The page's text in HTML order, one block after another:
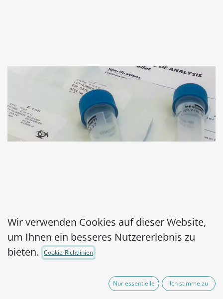
MicroPelletRTPlus
Staphylococcus aureus
subsp. aureus WDCM
00034-ATCC® 25923™
Wir verwenden Cookies auf dieser Website,
um Ihnen ein besseres Nutzererlebnis zu
bieten.
Cookie-Richtlinien
Nur essentielle Ich stimme zu